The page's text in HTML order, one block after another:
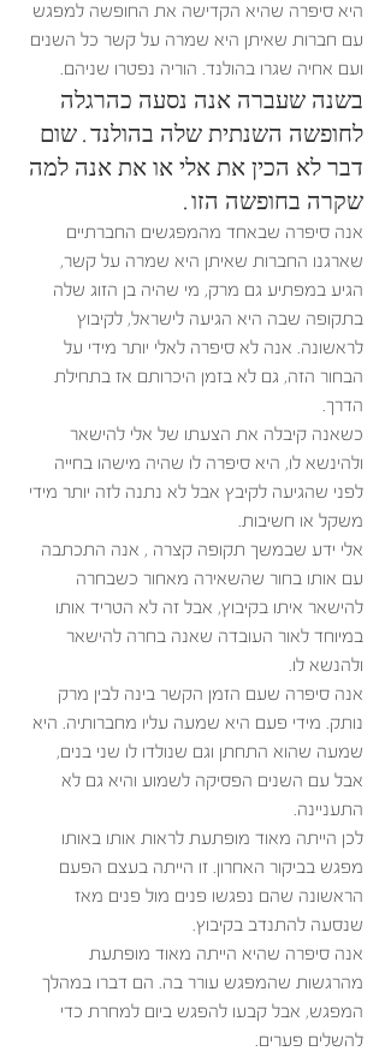
היא סיפרה שהיא הקדישה את החופשה למפגש
עם חברות שאיתן היא שמרה על קשר כל השנים
ועם אחיה שגרו בהולנד. הוריה נפטרו שניהם.
בשנה שעברה אנה נסעה כהרגלה
לחופשה השנתית שלה בהולנד. שום
דבר לא הכין את אלי או את אנה למה
שקרה בחופשה הזו.
אנה סיפרה שבאחד מהמפגשים החברתיים
שארגנו החברות שאיתן היא שמרה על קשר,
הגיע במפתיע גם מרק, מי שהיה בן הזוג שלה
בתקופה שבה היא הגיעה לישראל, לקיבוץ
לראשונה. אנה לא סיפרה לאלי יותר מידי על
הבחור הזה, גם לא בזמן היכרותם אז בתחילת
הדרך.
כשאנה קיבלה את הצעתו של אלי להישאר
ולהינשא לו, היא סיפרה לו שהיה מישהו בחייה
לפני שהגיעה לקיבץ אבל לא נתנה לזה יותר מידי
משקל או חשיבות.
אלי ידע שבמשך תקופה קצרה , אנה התכתבה
עם אותו בחור שהשאירה מאחור כשבחרה
להישאר איתו בקיבוץ, אבל זה לא הטריד אותו
במיוחד לאור העובדה שאנה בחרה להישאר
ולהנשא לו.
אנה סיפרה שעם הזמן הקשר בינה לבין מרק
נותק. מידי פעם היא שמעה עליו מחברותיה. היא
שמעה שהוא התחתן וגם שנולדו לו שני בנים,
אבל עם השנים הפסיקה לשמוע והיא גם לא
התעניינה.
לכן הייתה מאוד מופתעת לראות אותו באותו
מפגש בביקור האחרון. זו הייתה בעצם הפעם
הראשונה שהם נפגשו פנים מול פנים מאז
שנסעה להתנדב בקיבוץ.
אנה סיפרה שהיא הייתה מאוד מופתעת
מהרגשות שהמפגש עורר בה. הם דברו במהלך
המפגש, אבל קבעו להפגש ביום למחרת כדי
להשלים פערים.